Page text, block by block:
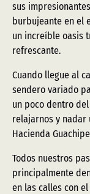
sus
burbujeante en el
un increíble oasis
refrescante.
Cuando llegue al
sendero variado
un poco dentro
relajarnos y nadar
Hacienda
Todos nuestros
principalmente
en las calles con